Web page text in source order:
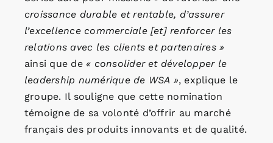
croissance durable et rentable, d’assurer
l’excellence commerciale [et] renforcer les
relations avec les clients et partenaires »
ainsi que de « consolider et développer le
leadership numérique de WSA », explique le
groupe. Il souligne que cette nomination
témoigne de sa volonté d’offrir au marché
français des produits innovants et de qualité.